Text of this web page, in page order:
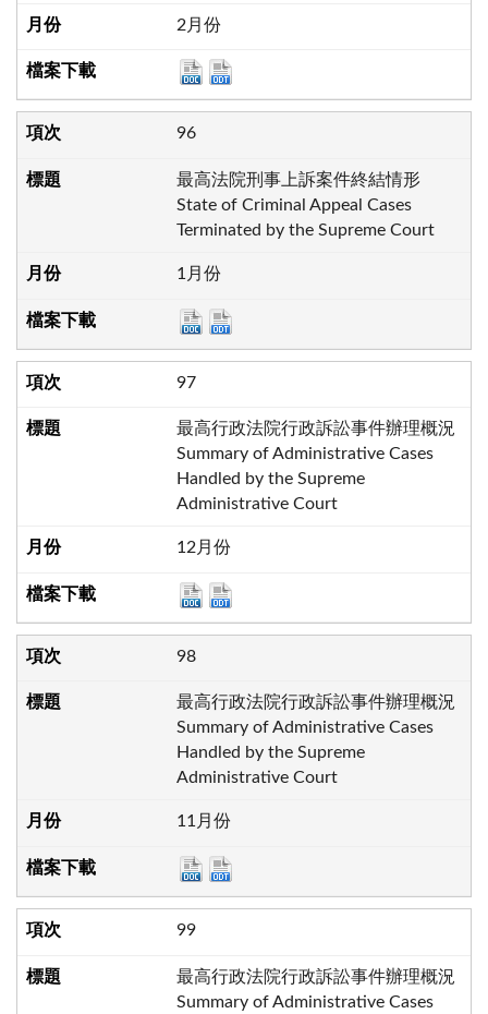
2月份
96
最高法院刑事上訴案件終結情形
State of Criminal Appeal Cases
Terminated by the Supreme Court
1月份
97
最高行政法院行政訴訟事件辦理概況
Summary of Administrative Cases
Handled by the Supreme
Administrative Court
12月份
98
最高行政法院行政訴訟事件辦理概況
Summary of Administrative Cases
Handled by the Supreme
Administrative Court
11月份
99
最高行政法院行政訴訟事件辦理概況
Summary of Administrative Cases